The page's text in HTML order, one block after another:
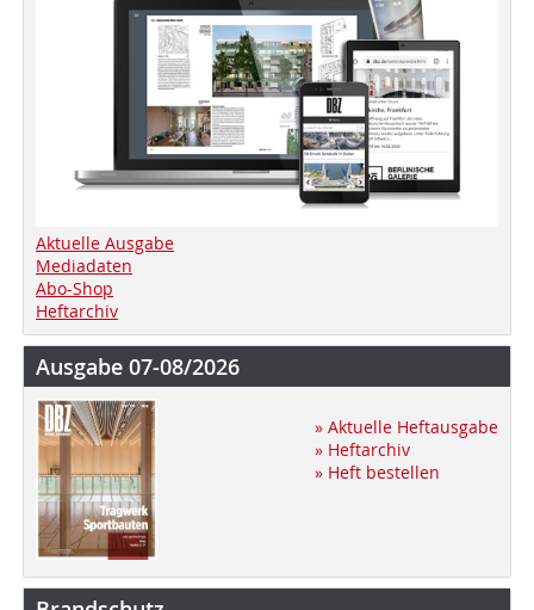
Aktuelle Ausgabe
Mediadaten
Abo-Shop
Heftarchiv
Ausgabe 07-08/2026
» Aktuelle Heftausgabe
» Heftarchiv
» Heft bestellen